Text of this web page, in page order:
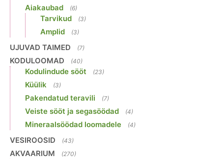
Aiakaubad (6)
Tarvikud (3)
Amplid (3)
UJUVAD TAIMED (7)
KODULOOMAD (40)
Kodulindude sööt (23)
Küülik (3)
Pakendatud teravili (7)
Veiste sööt ja segasöödad (4)
Mineraalsöödad loomadele (4)
VESIROOSID (43)
AKVAARIUM (270)